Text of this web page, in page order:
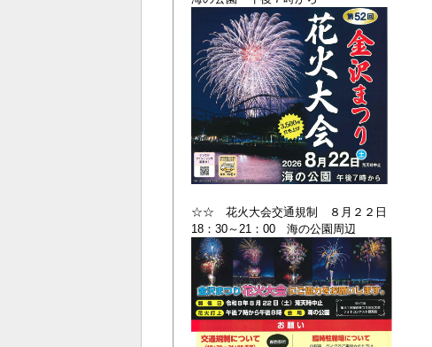
☆☆ 花火大会交通規制 ８月２２日
18：30～21：00 海の公園周辺